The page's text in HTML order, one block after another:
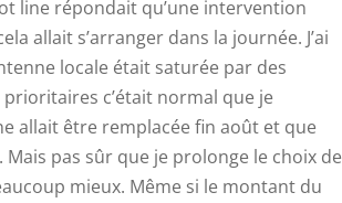
line répondait qu’une intervention
allait s’arranger dans la journée. J’ai
locale était saturée par des
c’était normal que je
allait être remplacée fin août et que
pas sûr que je prolonge le choix de
mieux. Même si le montant du